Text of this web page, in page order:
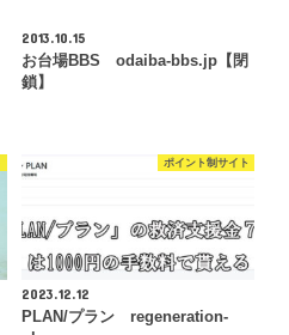
2013.10.15
お台場BBS odaiba-bbs.jp【閉
鎖】
ポイント制サイト
2023.12.12
PLAN/プラン regeneration-